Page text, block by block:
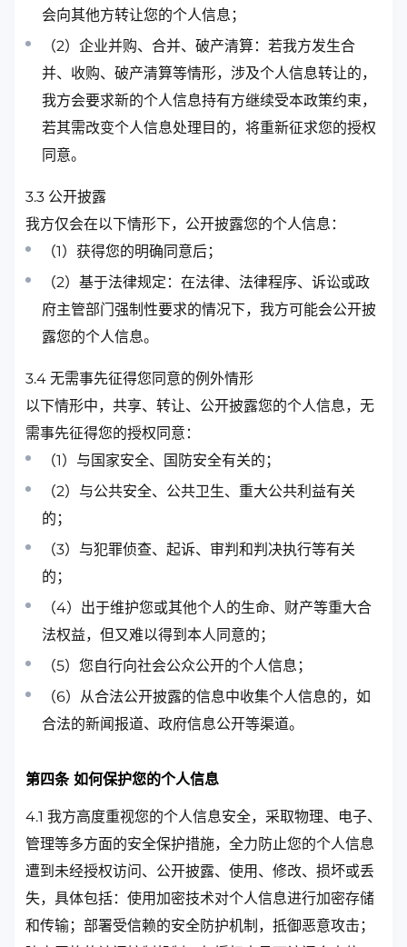
会向其他方转让您的个人信息；
（2）企业并购、合并、破产清算：若我方发生合
并、收购、破产清算等情形，涉及个人信息转让的，
我方会要求新的个人信息持有方继续受本政策约束，
若其需改变个人信息处理目的，将重新征求您的授权
同意。
3.3 公开披露
我方仅会在以下情形下，公开披露您的个人信息：
（1）获得您的明确同意后；
（2）基于法律规定：在法律、法律程序、诉讼或政
府主管部门强制性要求的情况下，我方可能会公开披
露您的个人信息。
3.4 无需事先征得您同意的例外情形
以下情形中，共享、转让、公开披露您的个人信息，无
需事先征得您的授权同意：
（1）与国家安全、国防安全有关的；
（2）与公共安全、公共卫生、重大公共利益有关
的；
（3）与犯罪侦查、起诉、审判和判决执行等有关
的；
（4）出于维护您或其他个人的生命、财产等重大合
法权益，但又难以得到本人同意的；
（5）您自行向社会公众公开的个人信息；
（6）从合法公开披露的信息中收集个人信息的，如
合法的新闻报道、政府信息公开等渠道。
第四条 如何保护您的个人信息
4.1 我方高度重视您的个人信息安全，采取物理、电子、
管理等多方面的安全保护措施，全力防止您的个人信息
遭到未经授权访问、公开披露、使用、修改、损坏或丢
失，具体包括：使用加密技术对个人信息进行加密存储
和传输；部署受信赖的安全防护机制，抵御恶意攻击；